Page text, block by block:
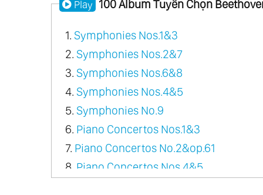
Play 100 Album Tuyển Chọn
1. Symphonies Nos.1&3
2. Symphonies Nos.2&7
3. Symphonies Nos.6&8
4. Symphonies Nos.4&5
5. Symphonies No.9
6. Piano Concertos Nos.1&3
7. Piano Concertos No.2&op.61
8. Piano Concertos Nos.4&5